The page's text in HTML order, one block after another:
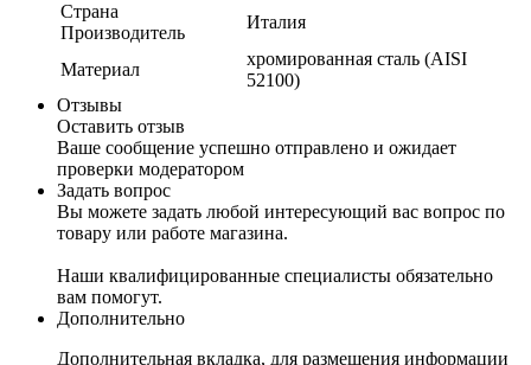
Страна
Производитель
Италия
Материал
хромированная сталь (AISI
52100)
Отзывы
Оставить отзыв
Ваше сообщение успешно отправлено и ожидает
проверки модератором
Задать вопрос
Вы можете задать любой интересующий вас вопрос по
товару или работе магазина.
Наши квалифицированные специалисты обязательно
вам помогут.
Дополнительно
Дополнительная вкладка, для размещения информации